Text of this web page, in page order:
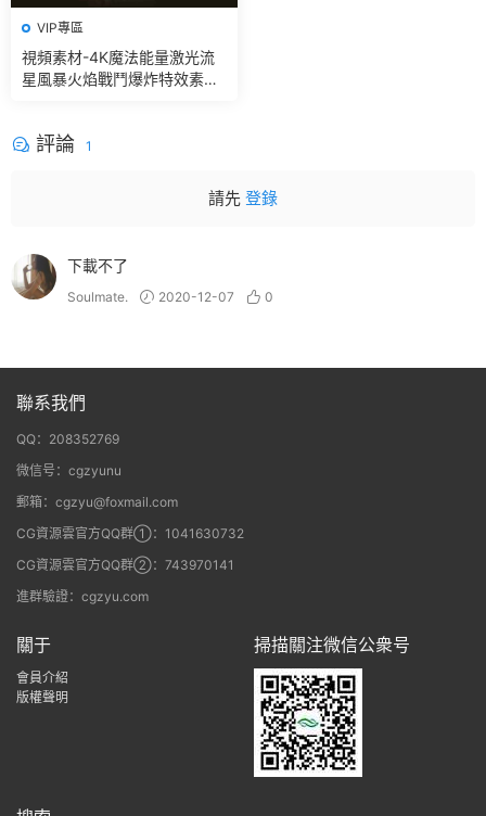
VIP專區
視頻素材-4K魔法能量激光流
星風暴火焰戰鬥爆炸特效素材
評論 1
請先 登錄
下載不了
Soulmate. 2020-12-07 0
聯系我們
QQ：208352769
微信号：cgzyunu
郵箱：cgzyu@foxmail.com
CG資源雲官方QQ群①：1041630732
CG資源雲官方QQ群②：743970141
進群驗證：cgzyu.com
關于
會員介紹
版權聲明
掃描關注微信公衆号